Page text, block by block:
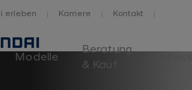
erleben Karriere Kontakt
Home
Modelle
Beratung
& Kauf